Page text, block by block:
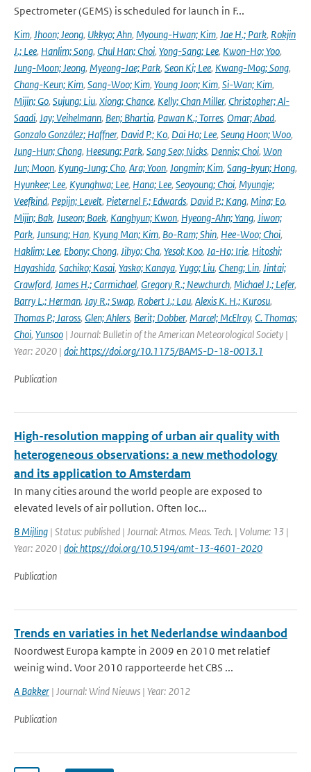
Spectrometer (GEMS) is scheduled for launch in F...
Kim, Jhoon; Jeong, Ukkyo; Ahn, Myoung-Hwan; Kim, Jae H.; Park, Rokjin
J.; Lee, Hanlim; Song, Chul Han; Choi, Yong-Sang; Lee, Kwon-Ho; Yoo,
Jung-Moon; Jeong, Myeong-Jae; Park, Seon Ki; Lee, Kwang-Mog; Song,
Chang-Keun; Kim, Sang-Woo; Kim, Young Joon; Kim, Si-Wan; Kim,
Mijin; Go, Sujung; Liu, Xiong; Chance, Kelly; Chan Miller, Christopher; Al-
Saadi, Jay; Veihelmann, Ben; Bhartia, Pawan K.; Torres, Omar; Abad,
Gonzalo González; Haffner, David P.; Ko, Dai Ho; Lee, Seung Hoon; Woo,
Jung-Hun; Chong, Heesung; Park, Sang Seo; Nicks, Dennis; Choi, Won
Jun; Moon, Kyung-Jung; Cho, Ara; Yoon, Jongmin; Kim, Sang-kyun; Hong,
Hyunkee; Lee, Kyunghwa; Lee, Hana; Lee, Seoyoung; Choi, Myungje;
Veefkind, Pepijn; Levelt, Pieternel F.; Edwards, David P.; Kang, Mina; Eo,
Mijin; Bak, Juseon; Baek, Kanghyun; Kwon, Hyeong-Ahn; Yang, Jiwon;
Park, Junsung; Han, Kyung Man; Kim, Bo-Ram; Shin, Hee-Woo; Choi,
Haklim; Lee, Ebony; Chong, Jihyo; Cha, Yesol; Koo, Ja-Ho; Irie, Hitoshi;
Hayashida, Sachiko; Kasai, Yasko; Kanaya, Yugo; Liu, Cheng; Lin, Jintai;
Crawford, James H.; Carmichael, Gregory R.; Newchurch, Michael J.; Lefer,
Barry L.; Herman, Jay R.; Swap, Robert J.; Lau, Alexis K. H.; Kurosu,
Thomas P.; Jaross, Glen; Ahlers, Berit; Dobber, Marcel; McElroy, C. Thomas;
Choi, Yunsoo | Journal: Bulletin of the American Meteorological Society |
Year: 2020 | doi: https://doi.org/10.1175/BAMS-D-18-0013.1
Publication
High-resolution mapping of urban air quality with
heterogeneous observations: a new methodology
and its application to Amsterdam
In many cities around the world people are exposed to
elevated levels of air pollution. Often loc...
B Mijling | Status: published | Journal: Atmos. Meas. Tech. | Volume: 13 |
Year: 2020 | doi: https://doi.org/10.5194/amt-13-4601-2020
Publication
Trends en variaties in het Nederlandse windaanbod
Noordwest Europa kampte in 2009 en 2010 met relatief
weinig wind. Voor 2010 rapporteerde het CBS ...
A Bakker | Journal: Wind Nieuws | Year: 2012
Publication